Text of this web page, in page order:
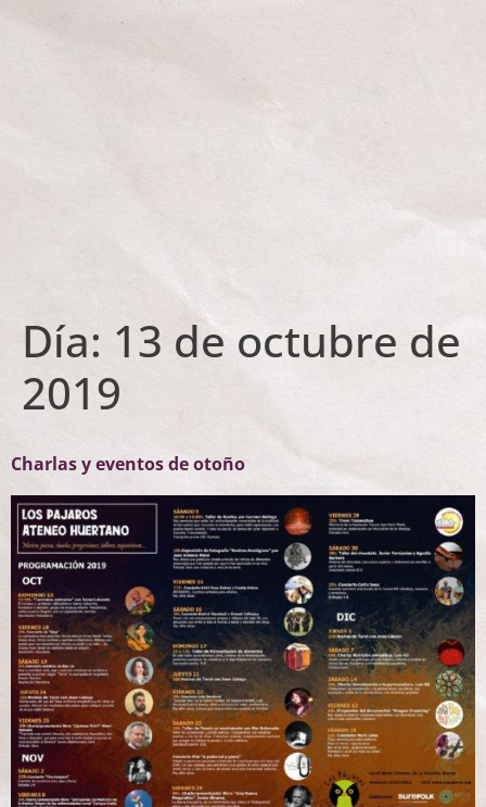
Día: 13 de octubre de
2019
Charlas y eventos de otoño